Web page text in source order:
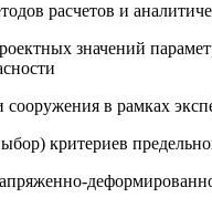
расчетов и
значений
в рамках
критериев